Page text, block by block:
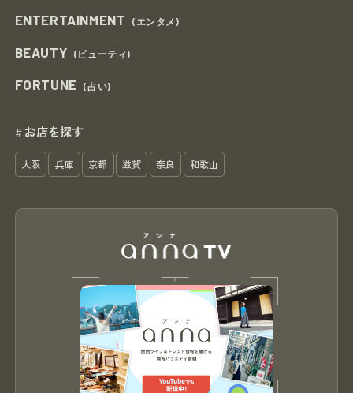
ENTERTAINMENT (エンタメ)
BEAUTY (ビューティ)
FORTUNE (占い)
# お店を探す
大阪 兵庫 京都 滋賀 奈良 和歌山